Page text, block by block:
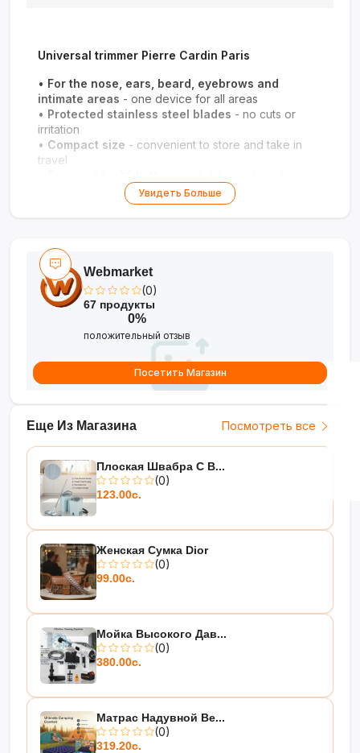
Universal trimmer Pierre Cardin Paris
• For the nose, ears, beard, eyebrows and
intimate areas - one device for all areas
• Protected stainless steel blades - no cuts or
irritation
• Compact size - convenient to store and take in
travel
Universal attachments- precise and neat
Careful care without unnecessary hassle!
Увидеть Больше
Еще Из Магазина Посмотреть все
Плоская Швабра С В...
(0)
123.00с.
Женская Сумка Dior
(0)
99.00с.
Мойка Высокого Дав...
(0)
380.00с.
Матрас Надувной Be...
(0)
319.20с.
Webmarket
(0)
67 продукты
0%
положительный отзыв
Посетить Магазин